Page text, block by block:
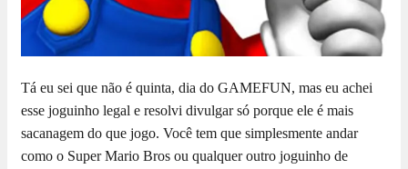
Tá eu sei que não é quinta, dia do GAMEFUN, mas eu achei
esse joguinho legal e resolvi divulgar só porque ele é mais
sacanagem do que jogo. Você tem que simplesmente andar
como o Super Mario Bros ou qualquer outro joguinho de